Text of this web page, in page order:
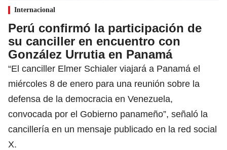
Internacional
Perú confirmó la participación de
su canciller en encuentro con
González Urrutia en Panamá
“El canciller Elmer Schialer viajará a Panamá el
miércoles 8 de enero para una reunión sobre la
defensa de la democracia en Venezuela,
convocada por el Gobierno panameño”, señaló la
cancillería en un mensaje publicado en la red social
X.